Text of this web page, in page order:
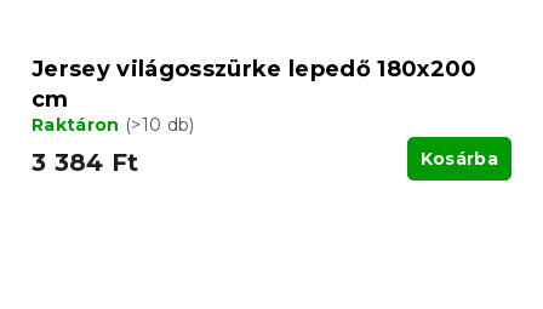
Jersey világosszürke lepedő 180x200
cm
Raktáron (>10 db)
3 384 Ft Kosárba